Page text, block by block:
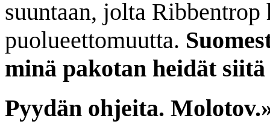
suuntaan, jolta
puolueettomuutta.
minä pakotan heidät
Pyydän ohjeita. Molotov.